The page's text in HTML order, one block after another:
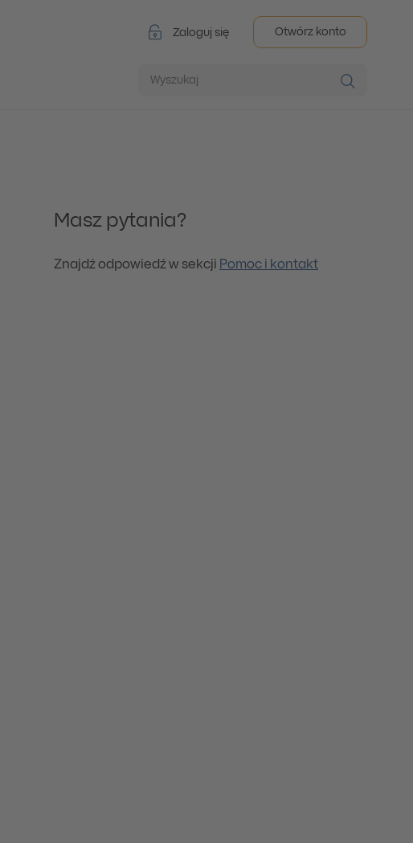
Zaloguj się Otwórz konto
Wyszukaj
Masz pytania?
Znajdź odpowiedź w sekcji Pomoc i kontakt